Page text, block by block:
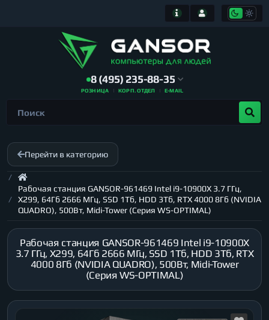
8 (495) 235-88-35
РОЗНИЦА КОРП. ОТДЕЛ E-MAIL
Перейти в категорию
Рабочая станция GANSOR-961469 Intel i9-10900X 3.7 ГГц,
X299, 64Гб 2666 МГц, SSD 1Тб, HDD 3Тб, RTX 4000 8Гб (NVIDIA
QUADRO), 500Вт, Midi-Tower (Серия WS-OPTIMAL)
Рабочая станция GANSOR-961469 Intel i9-10900X
3.7 ГГц, X299, 64Гб 2666 МГц, SSD 1Тб, HDD 3Тб, RTX
4000 8Гб (NVIDIA QUADRO), 500Вт, Midi-Tower
(Серия WS-OPTIMAL)